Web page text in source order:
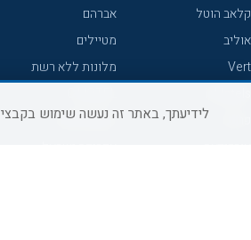
קלאב הוטל
אוליב
Vert
אברהם
מטיילים
מלונות ללא רשת
קראון פלאזה
לידיעתך, באתר זה נעשה שימוש בקבצי Cookies המשך גלישה באתר מהווה הסכמה לשימוש זה, למידע נוסף ניתן לעיין